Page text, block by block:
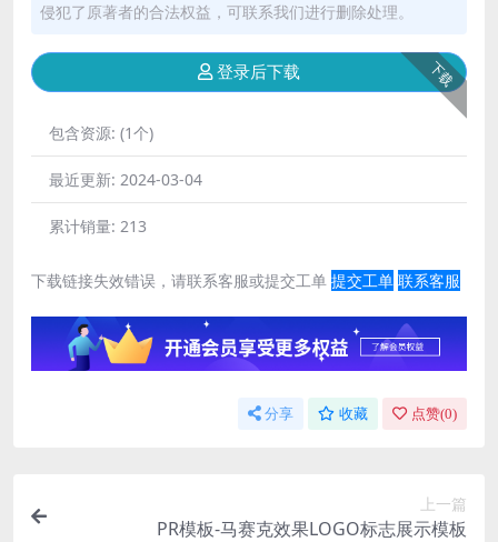
侵犯了原著者的合法权益，可联系我们进行删除处理。
下载
登录后下载
包含资源: (1个)
最近更新: 2024-03-04
累计销量: 213
下载链接失效错误，请联系客服或提交工单 提交工单 联系客服
分享 收藏 点赞(0)
上一篇
PR模板-马赛克效果LOGO标志展示模板